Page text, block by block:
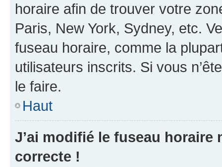
horaire afin de trouver votre
Paris, New York, Sydney, etc.
fuseau horaire, comme la
utilisateurs inscrits. Si vous
le faire.
Haut
J’ai modifié le fuseau horaire
correcte !